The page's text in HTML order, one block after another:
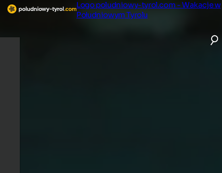
Logo poludniowy-tyrol.com - Wakacje w
Południowym Tyrolu